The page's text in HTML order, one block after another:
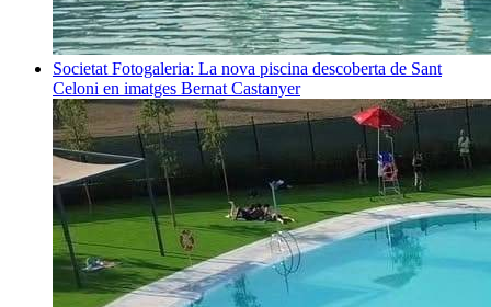
Societat Fotogaleria: La nova piscina descoberta de Sant
Celoni en imatges Bernat Castanyer